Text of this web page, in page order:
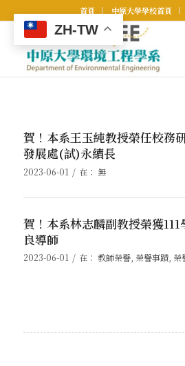
首頁 中原大學學校首頁
賀！本系王玉純教授榮任校務
發展處(試)永續長
2023-06-01 / 在： 無
賀！本系林志麟副教授榮獲111
良導師
2023-06-01 / 在： 教師榮譽, 榮譽事蹟, 榮
ZH-TW